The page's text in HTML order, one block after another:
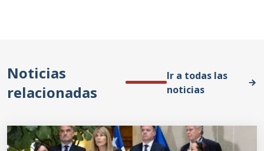
Noticias
relacionadas
Ir a todas las
noticias